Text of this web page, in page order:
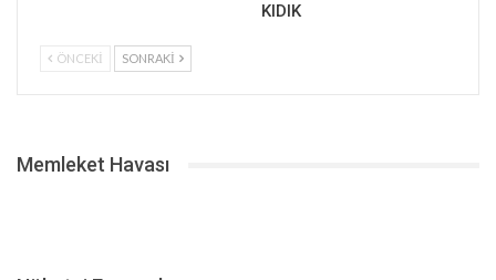
KIDIK
ÖNCEKI SONRAKI
Memleket Havası